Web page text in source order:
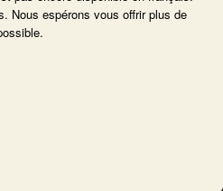
Nous espérons vous offrir plus de